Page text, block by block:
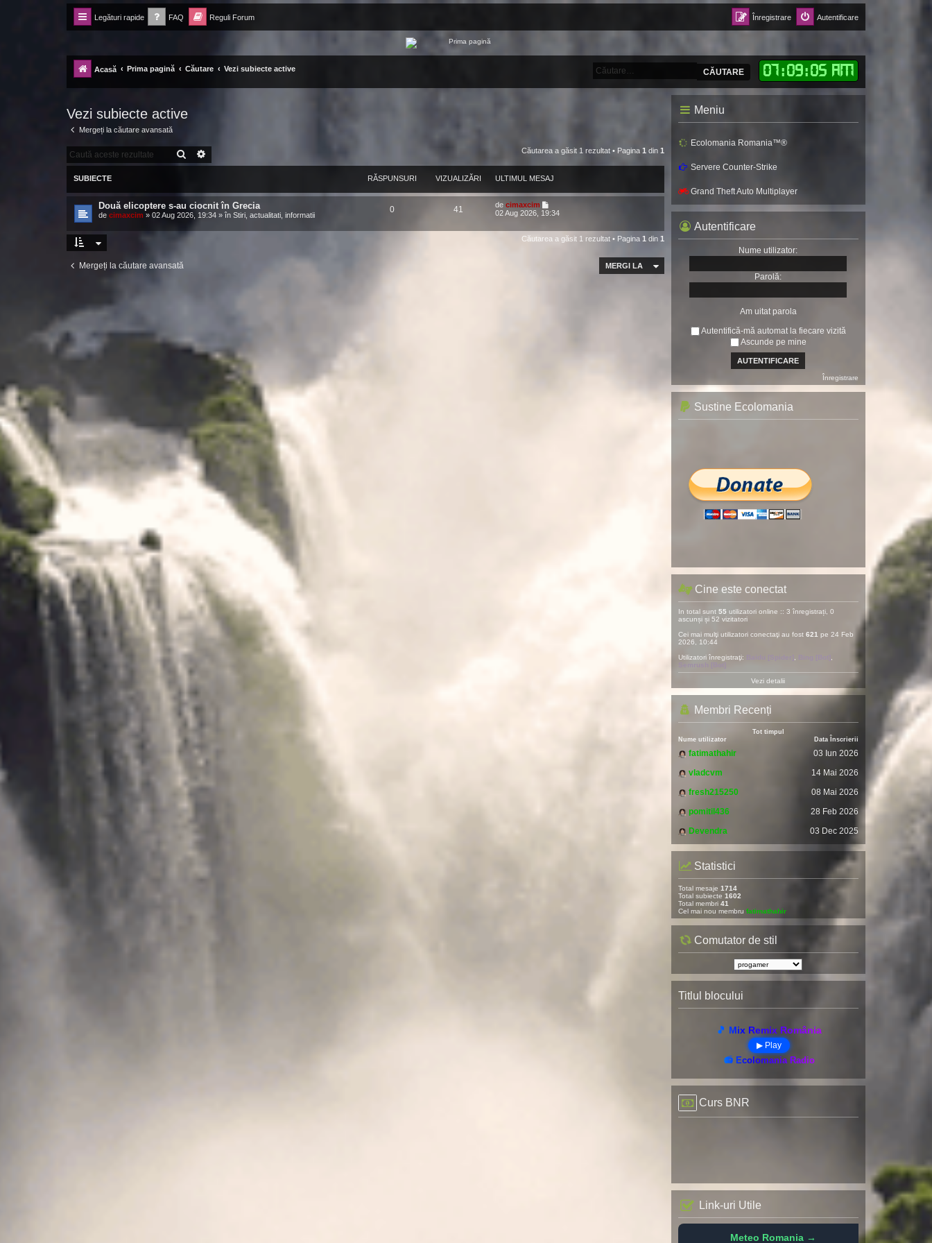
Legături rapide FAQ Reguli Forum Autentificare
Înregistrare
Forum Ecolomania™®
-= Idei pentru viitor =-
Acasă Prima pagină Căutare Vezi subiecte active 07:09:07 AM
CĂUTARE
Vezi subiecte active
Mergeți la căutare avansată
CĂUTARE Căutarea a găsit 1 rezultat • Pagina 1 din 1
SUBIECTE RĂSPUNSURI VIZUALIZĂRI ULTIMUL MESAJ
Două elicoptere s-au ciocnit în Grecia
de cimaxcim » 02 Aug 2026, 19:34 » în Stiri, actualitati, informatii
0 41 de cimaxcim
02 Aug 2026, 19:34
Căutarea a găsit 1 rezultat • Pagina 1 din 1
Mergeți la căutare avansată MERGI LA
Meniu
Ecolomania Romania™®
Servere Counter-Strike
Grand Theft Auto Multiplayer
Autentificare
Nume utilizator:
Parolă:
Am uitat parola
Autentifică-mă automat la fiecare vizită
Ascunde pe mine
Înregistrare
Sustine Ecolomania
Cine este conectat
In total sunt 55 utilizatori online :: 3 înregistrați, 0
ascunși și 52 vizitatori
Cei mai mulţi utilizatori conectaţi au fost 621 pe 24 Feb
2026, 10:44
Utilizatori înregistraţi:
Vezi detalii
Membri Recenți
Tot timpul
Nume utilizator
Data Înscrierii
fatimathahir
03 Iun 2026
vladcvm
14 Mai 2026
fresh215250
08 Mai 2026
pomitil436
28 Feb 2026
Devendra
03 Dec 2025
Statistici
Total mesaje 1714
Total subiecte 1602
Total membri 41
Cel mai nou membru fatimathahir
Comutator de stil
Titlul blocului
🎵 Mix Remix România
▶ Play
📻 Ecolomania Radio
Curs BNR
Link-uri Utile
Meteo Romania →